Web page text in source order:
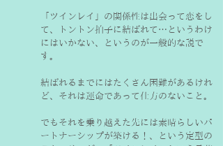
「ツインレイ」の関係性は出会って恋をし
て、トントン拍子に結ばれて…というわけ
にはいかない、というのが一般的な説で
す。
結ばれるまでにはたくさん困難があるけれ
ど、それは運命であって仕方のないこと。
でもそれを乗り越えた先には素晴らしいパ
ートナーシップが築ける！、という定型の